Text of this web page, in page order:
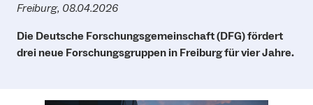
Freiburg, 08.04.2026
Die Deutsche Forschungsgemeinschaft (DFG) fördert
drei neue Forschungsgruppen in Freiburg für vier Jahre.